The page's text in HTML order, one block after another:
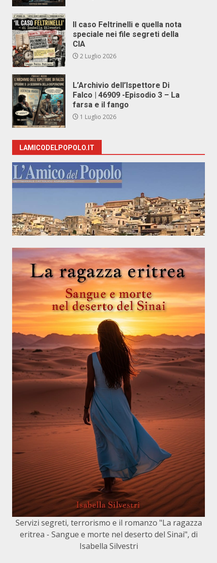
Il caso Feltrinelli e quella nota
speciale nei file segreti della
CIA
2 Luglio 2026
L’Archivio dell’Ispettore Di
Falco | 46909 -Episodio 3 – La
farsa e il fango
1 Luglio 2026
LAMICODELPOPOLO.IT
Servizi segreti, terrorismo e il romanzo "La ragazza
eritrea - Sangue e morte nel deserto del Sinai", di
Isabella Silvestri